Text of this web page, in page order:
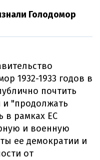
Голодомор
1932-1933 годов в
почтить
и "продолжать
в рамках ЕС
и военную
ее демократии и
от